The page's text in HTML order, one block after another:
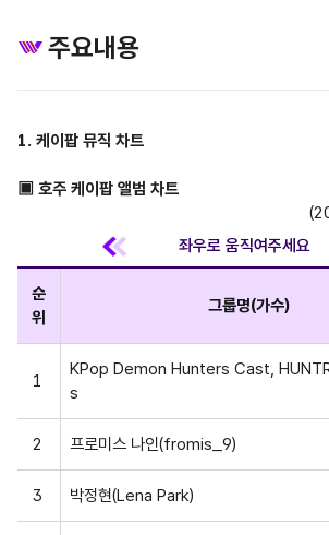
주요내용
1. 케이팝 뮤직 차트
▣ 호주 케이팝 앨범 차트
순
위
그룹명(가수)
1
KPop Demon Hunters Cast,
s
2 프로미스 나인(fromis_9)
3 박정현(Lena Park)